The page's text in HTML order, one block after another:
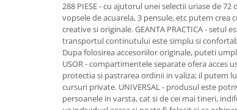
288 PIESE - cu ajutorul unei selectii uriase de
vopsele de acuarela, 3 pensule, etc putem crea
creative si originale. GEANTA PRACTICA - setul
transportul continutului este simplu si
Dupa folosirea accesoriilor originale, puteti
USOR - compartimentele separate ofera acces
protectia si pastrarea ordinii in valiza; il putem
cursuri private. UNIVERSAL - produsul este
persoanele in varsta, cat si de cei mai tineri,